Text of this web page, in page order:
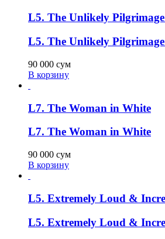
L5. The Unlikely
L5. The Unlikely
90 000 сум
В корзину
L7. The Woman in White
L7. The Woman in White
90 000 сум
В корзину
L5. Extremely Loud &
L5. Extremely Loud &